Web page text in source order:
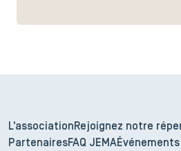
L'association Rejoignez notre
PartenairesFAQ JEMA